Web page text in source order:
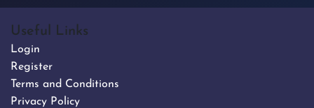
Useful Links
Login
Register
Terms and Conditions
Privacy Policy